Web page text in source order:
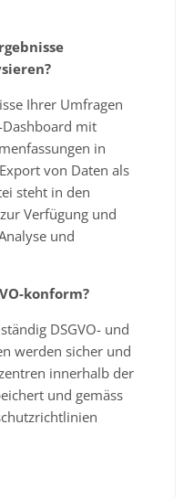
Ihrer Umfragen
mit
in
von Daten als
steht in den
Verfügung und
und
konform?
DSGVO- und
werden sicher und
innerhalb der
und gemäss